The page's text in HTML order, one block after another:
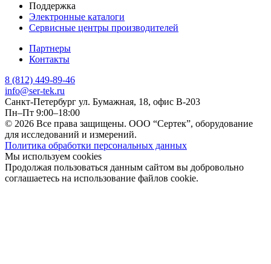
Поддержка
Электронные каталоги
Сервисные центры производителей
Партнеры
Контакты
8 (812) 449-89-46
info@ser-tek.ru
Санкт-Петербург ул. Бумажная, 18, офис B-203
Пн–Пт 9:00–18:00
© 2026 Все права защищены. ООО “Сертек”, оборудование
для исследований и измерений.
Политика обработки персональных данных
Мы используем cookies
Продолжая пользоваться данным сайтом вы добровольно
соглашаетесь на использование файлов cookie.